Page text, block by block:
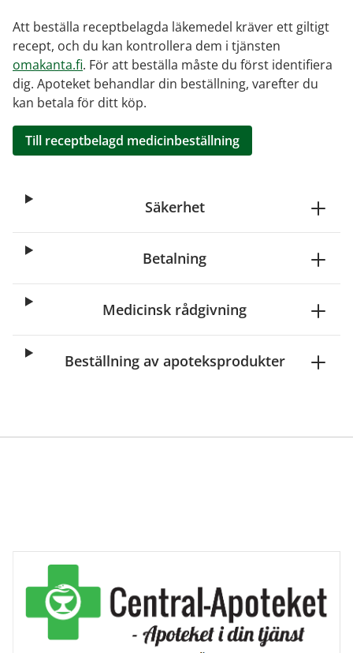
Att beställa receptbelagda läkemedel kräver ett giltigt
recept, och du kan kontrollera dem i tjänsten
omakanta.fi. För att beställa måste du först identifiera
dig. Apoteket behandlar din beställning, varefter du
kan betala för ditt köp.
Till receptbelagd medicinbeställning
Säkerhet
Betalning
Medicinsk rådgivning
Beställning av apoteksprodukter